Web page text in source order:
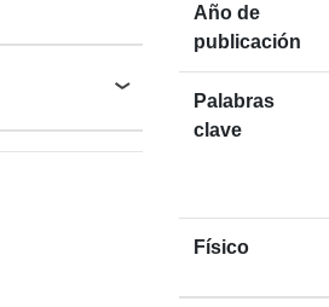
Año de
publicación
Palabras
clave
Físico